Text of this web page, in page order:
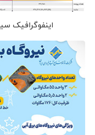
اینفوگرافیک